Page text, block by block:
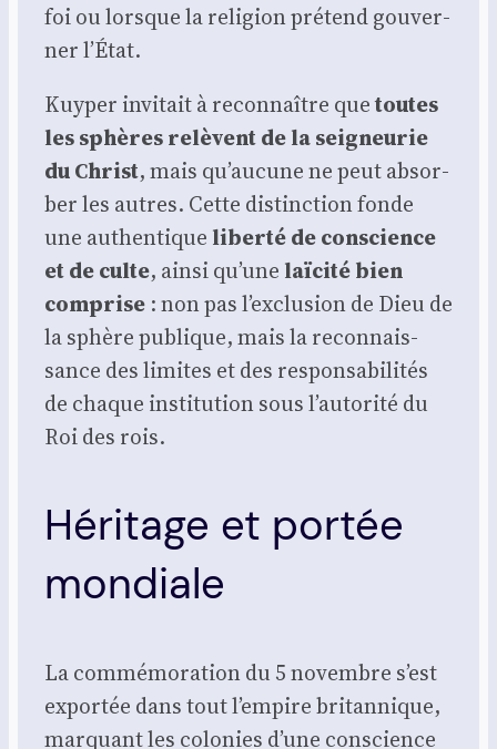
foi ou lorsque la reli­gion pré­tend gou­ver­
ner l’État.
Kuy­per invi­tait à recon­naître quetoutes
les sphères relèvent de la sei­gneu­rie
du Christ, mais qu’aucune ne peut absor­
ber les autres. Cette dis­tinc­tion fonde
une authen­tique liber­té de conscience
et de culte, ain­si qu’une laï­ci­té bien
com­prise : non pas l’exclusion de Dieu de
la sphère publique, mais la recon­nais­
sance des limites et des res­pon­sa­bi­li­tés
de chaque ins­ti­tu­tion sous l’autorité du
Roi des rois.
Héritage et portée
mondiale
La com­mé­mo­ra­tion du 5 novembre s’est
expor­tée dans tout l’empire bri­tan­nique,
mar­quant les colo­nies d’une conscience